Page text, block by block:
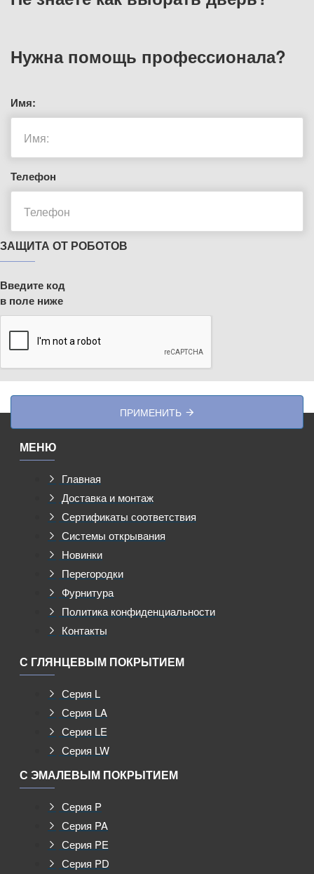
Нужна помощь профессионала?
Имя:
Телефон
ЗАЩИТА ОТ РОБОТОВ
Введите код
в поле ниже
ПРИМЕНИТЬ
МЕНЮ
Главная
Доставка и монтаж
Сертификаты соответствия
Системы открывания
Новинки
Перегородки
Фурнитура
Политика конфиденциальности
Контакты
С ГЛЯНЦЕВЫМ ПОКРЫТИЕМ
Серия L
Серия LA
Серия LE
Серия LW
С ЭМАЛЕВЫМ ПОКРЫТИЕМ
Серия P
Серия PA
Серия PE
Серия PD